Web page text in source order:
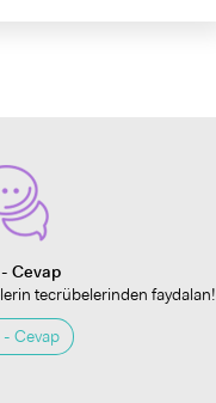
Cevap
tecrübelerinden faydalan!
Cevap